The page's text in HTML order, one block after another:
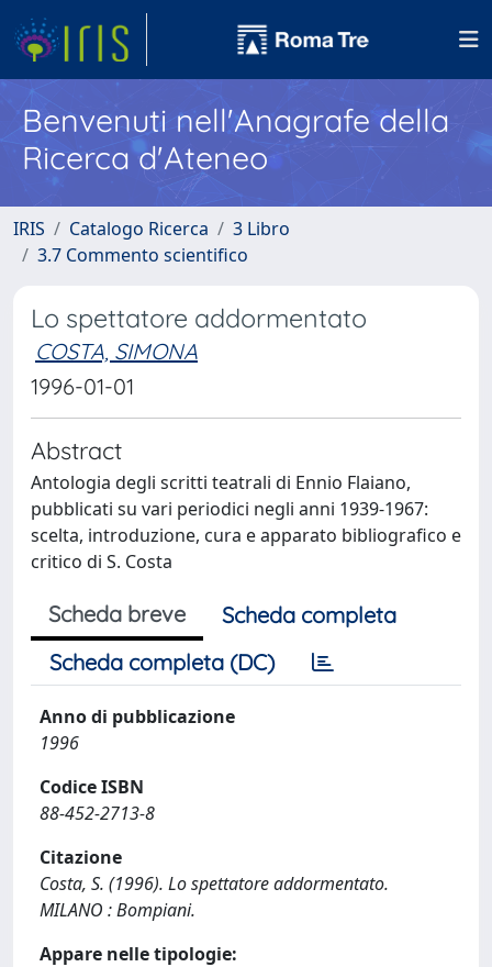
Benvenuti nell'Anagrafe della
Ricerca d'Ateneo
IRIS Catalogo Ricerca
3 Libro
3.7 Commento scientifico
Lo spettatore addormentato
COSTA, SIMONA
1996-01-01
Abstract
Antologia degli scritti teatrali di Ennio Flaiano,
pubblicati su vari periodici negli anni 1939-1967:
scelta, introduzione, cura e apparato bibliografico e
critico di S. Costa
Scheda breve
Scheda completa
Scheda completa (DC)
Anno di pubblicazione
1996
Codice ISBN
88-452-2713-8
Citazione
Costa, S. (1996). Lo spettatore addormentato.
MILANO : Bompiani.
Appare nelle tipologie: